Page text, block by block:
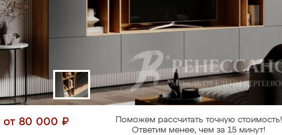
от 80 000 ₽
Поможем рассчитать точную стоимость!
Ответим менее, чем за 15 минут!